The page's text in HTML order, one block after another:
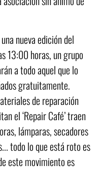
nueva edición del
13:00 horas, un grupo
a todo aquel que lo
gratuitamente.
de reparación
el ‘Repair Café’ traen
lámparas, secadores
todo lo que está roto es
este movimiento es